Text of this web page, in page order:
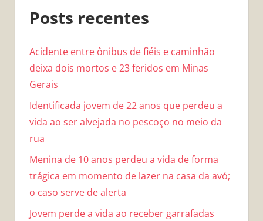
Posts recentes
Acidente entre ônibus de fiéis e caminhão
deixa dois mortos e 23 feridos em Minas
Gerais
Identificada jovem de 22 anos que perdeu a
vida ao ser alvejada no pescoço no meio da
rua
Menina de 10 anos perdeu a vida de forma
trágica em momento de lazer na casa da avó;
o caso serve de alerta
Jovem perde a vida ao receber garrafadas